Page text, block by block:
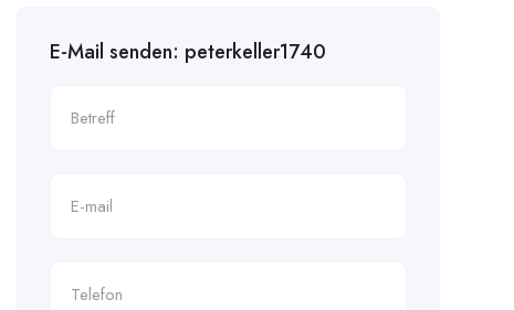
E-Mail senden: peterkeller1740